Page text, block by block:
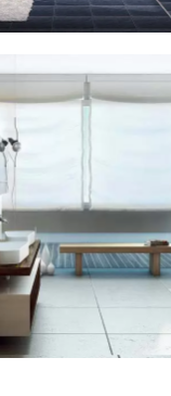
Mẫu Nhà Tắm 8
XEM CHI TIẾT